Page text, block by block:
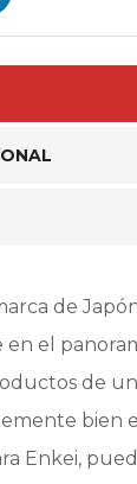
de
el
de
bien
Enkei,